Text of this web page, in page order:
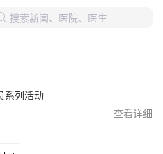
搜索新闻、医院、医生
系列活动
查看详细